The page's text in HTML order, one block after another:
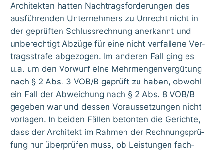
Archi­tek­ten hat­ten Nach­trags­for­de­run­gen des
aus­füh­ren­den Unter­neh­mers zu Unrecht nicht in
der geprüf­ten Schluss­rech­nung aner­kannt und
unbe­rech­tigt Abzü­ge für eine nicht ver­fal­le­ne Ver­
trags­stra­fe abge­zo­gen. Im ande­ren Fall ging es
u.a. um den Vor­wurf eine Mehr­men­gen­ver­gü­tung
nach § 2 Abs. 3 VOB/B geprüft zu haben, obwohl
ein Fall der Abwei­chung nach § 2 Abs. 8 VOB/B
gege­ben war und des­sen Vor­aus­set­zun­gen nicht
vor­la­gen. In bei­den Fäl­len beton­ten die Gerich­te,
dass der Archi­tekt im Rah­men der Rech­nungs­prü­
fung nur über­prü­fen muss, ob Leis­tun­gen fach­